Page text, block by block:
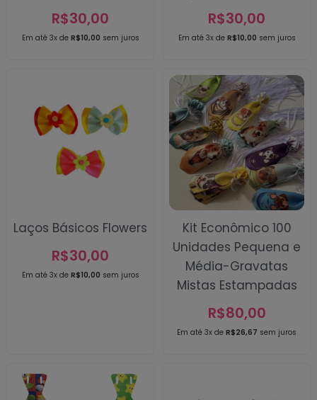
Em até 3x de R$10,00 sem juros
R$30,00
Em até 3x de R$10,00 sem juros
R$30,00
Em até 3x de R$10,00 sem juros
Laços Básicos Flowers
R$30,00
Em até 3x de R$26,67 sem juros
Kit Econômico 100
Unidades Pequena e
Média-Gravatas
Mistas Estampadas
R$80,00